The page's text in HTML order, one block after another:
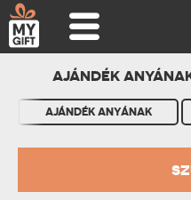
AJÁNDÉK
AJÁNDÉK ANYÁNAK